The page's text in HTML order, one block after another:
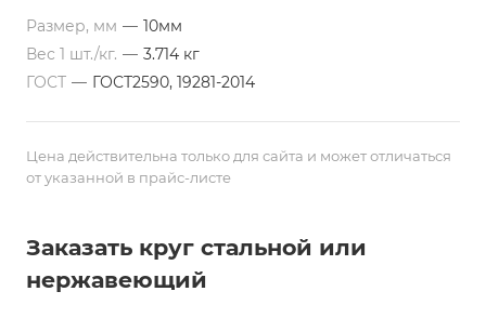
Размер, мм — 10мм
Вес 1 шт./кг. — 3.714 кг
ГОСТ — ГОСТ2590, 19281-2014
Цена действительна только для сайта и может отличаться
от указанной в прайс-листе
Заказать круг стальной или
нержавеющий